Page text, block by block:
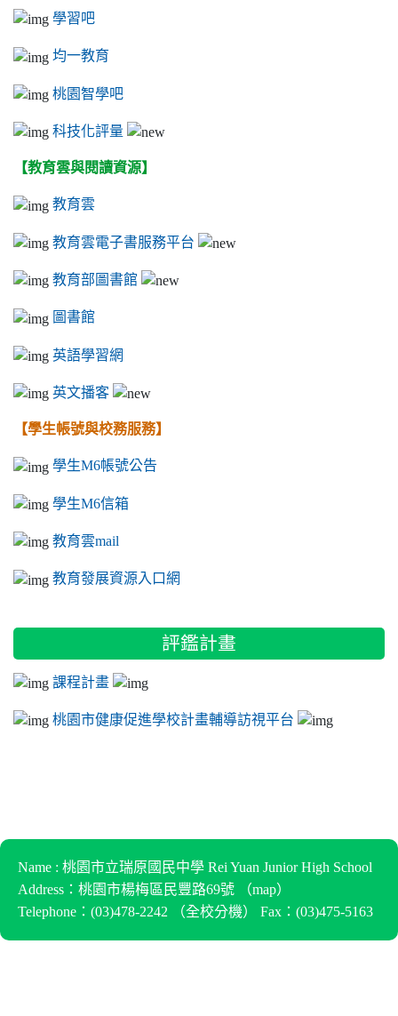
學習吧
均一教育
桃園智學吧
科技化評量
【教育雲與閱讀資源】
教育雲
教育雲電子書服務平台
教育部圖書館
圖書館
英語學習網
英文播客
【學生帳號與校務服務】
學生M6帳號公告
學生M6信箱
教育雲mail
教育發展資源入口網
評鑑計畫
課程計畫
桃園市健康促進學校計畫輔導訪視平台
Name : 桃園市立瑞原國民中學 Rei Yuan Junior High School
Address：桃園市楊梅區民豐路69號 （map）
Telephone：(03)478-2242 （全校分機） Fax：(03)475-5163